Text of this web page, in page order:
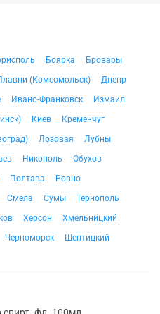
Боярка
Бровары
(Комсомольск)
Днепр
Ивано-Франковск
Измаил
Киев
Кременчуг
Лозовая
Лубны
Никополь
Обухов
Полтава
Ровно
Смела Сумы
Тернополь
Херсон
Хмельницкий
Черноморск Шептицкий